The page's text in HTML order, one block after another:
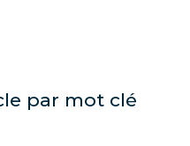
par mot clé